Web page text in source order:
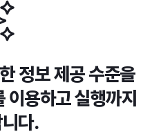
정보 제공 수준을
이용하고 실행까지
다.